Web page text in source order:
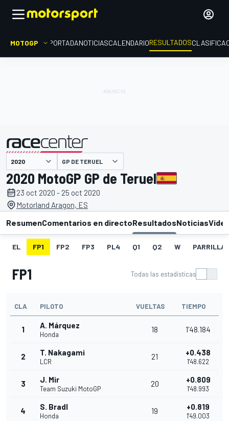
MOTOGP PORTADANOTICIASCALENDARIORESULTADOS
presentado por GP DE TERUEL
2020 MotoGP GP de Teruel
23 oct 2020 - 25 oct 2020
Motorland Aragon, ES
ResumenComentarios en directoResultadosNoticias
EL FP1 FP2 FP3 PL4 Q1 Q2 W PARRILLA
FP1 Todas las estadísticas
CLA PILOTO VUELTAS TIEMPO
1 A. Márquez
Honda
18 1'48.184
2 T. Nakagami
LCR
21 +0.438
1'48.622
3 J. Mir
Team Suzuki MotoGP
20 +0.809
1'48.993
4 S. Bradl
Honda
19 +0.819
1'49.003